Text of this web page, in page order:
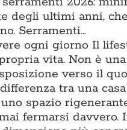
degli ultimi anni,
Serramenti…
ogni giorno Il
vita. Non è
verso il
tra una
spazio
fermarsi davvero.